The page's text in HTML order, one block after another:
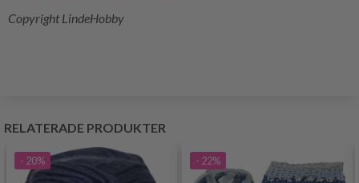
Copyright LindeHobby
RELATERADE PRODUKTER
- 20% - 22%